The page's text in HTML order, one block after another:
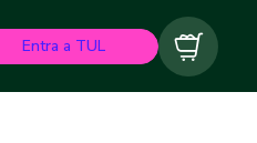
Entra a TUL Carrito